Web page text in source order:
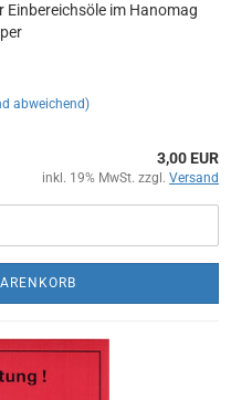
im Hanomag
abweichend)
3,00 EUR
inkl. 19% MwSt. zzgl. Versand